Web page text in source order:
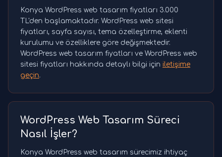
Konya WordPress web tasarım fiyatları 3.000
TL'den başlamaktadır. WordPress web sitesi
fiyatları, sayfa sayısı, tema özelleştirme, eklenti
kurulumu ve özelliklere göre değişmektedir.
WordPress web tasarım fiyatları ve WordPress web
sitesi fiyatları hakkında detaylı bilgi için iletişime
geçin.
WordPress Web Tasarım Süreci
Nasıl İşler?
Konya WordPress web tasarım sürecimiz ihtiyaç